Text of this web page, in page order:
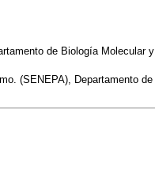
de Biología Molecular y
(SENEPA), Departamento de